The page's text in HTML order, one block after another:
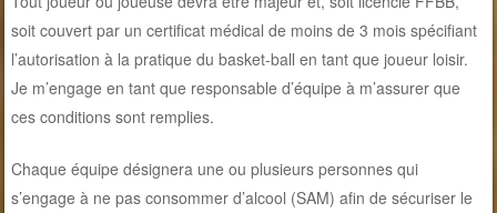
soit couvert par un certificat médical de moins de 3 mois spécifiant
l’autorisation à la pratique du basket-ball en tant que joueur loisir.
Je m’engage en tant que responsable d’équipe à m’assurer que
ces conditions sont remplies.
Chaque équipe désignera une ou plusieurs personnes qui
s’engage à ne pas consommer d’alcool (SAM) afin de sécuriser le